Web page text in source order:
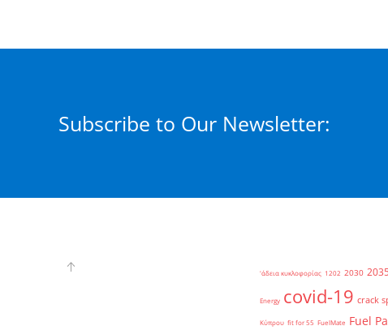
Subscribe to Our Newsletter:
'άδεια κυκλοφορίας 1202 2030
Energy covid-19 crack
Κύπρου fit for 55 FuelMate Fuel